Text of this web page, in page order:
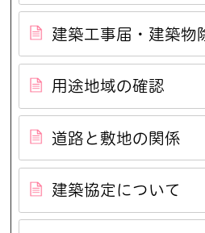
建築工事届・建築物
用途地域の確認
道路と敷地の関係
建築協定について